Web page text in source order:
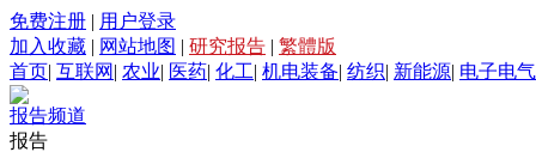
免费注册 | 用户登录
加入收藏 | 网站地图 | 研究报告 | 繁體版
首页| 互联网 | 农业| 医药| 化工| 机电装备| 纺织| 新能源| 电子电气
报告频道
报告